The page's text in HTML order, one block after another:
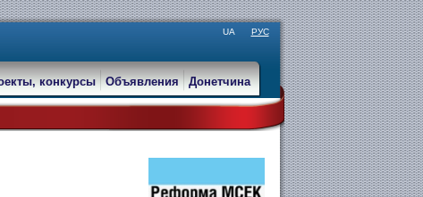
UA РУС
конкурсы Объявления Донетчина